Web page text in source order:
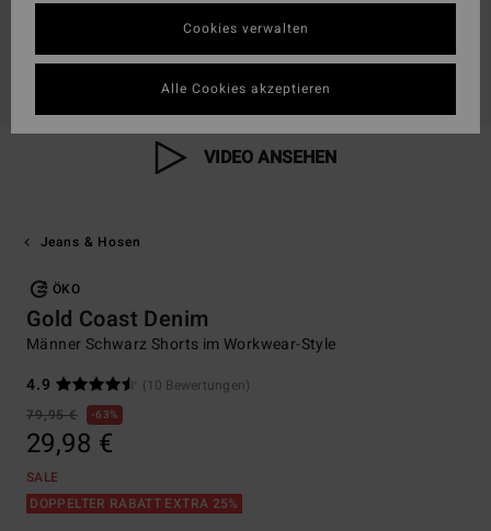
VIDEO ANSEHEN
Jeans & Hosen
ÖKO
Gold Coast Denim
Männer Schwarz Shorts im Workwear-Style
4.9
(10 Bewertungen)
79,95 €
63%
29,98 €
SALE
DOPPELTER RABATT EXTRA 25%
Cookies verwalten
Alle Cookies akzeptieren